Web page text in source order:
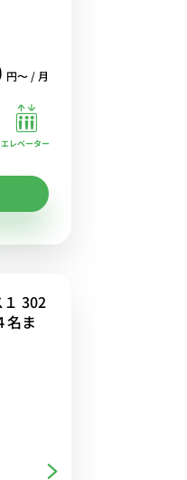
円〜 / 月
エレベーター
302
名ま